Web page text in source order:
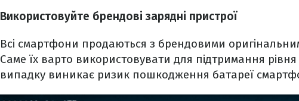
Використовуйте брендові зарядні пристрої
Всі смартфони продаються з брендовими
Саме їх варто використовувати для підтримання рівня
випадку виникає ризик пошкодження батареї